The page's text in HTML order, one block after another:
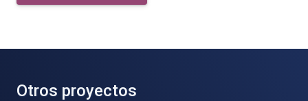
Otros proyectos